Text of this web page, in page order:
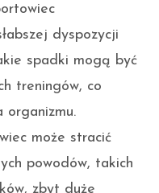
dyspozycji
spadki mogą być
treningów, co
organizmu.
może stracić
powodów, takich
zbyt duże